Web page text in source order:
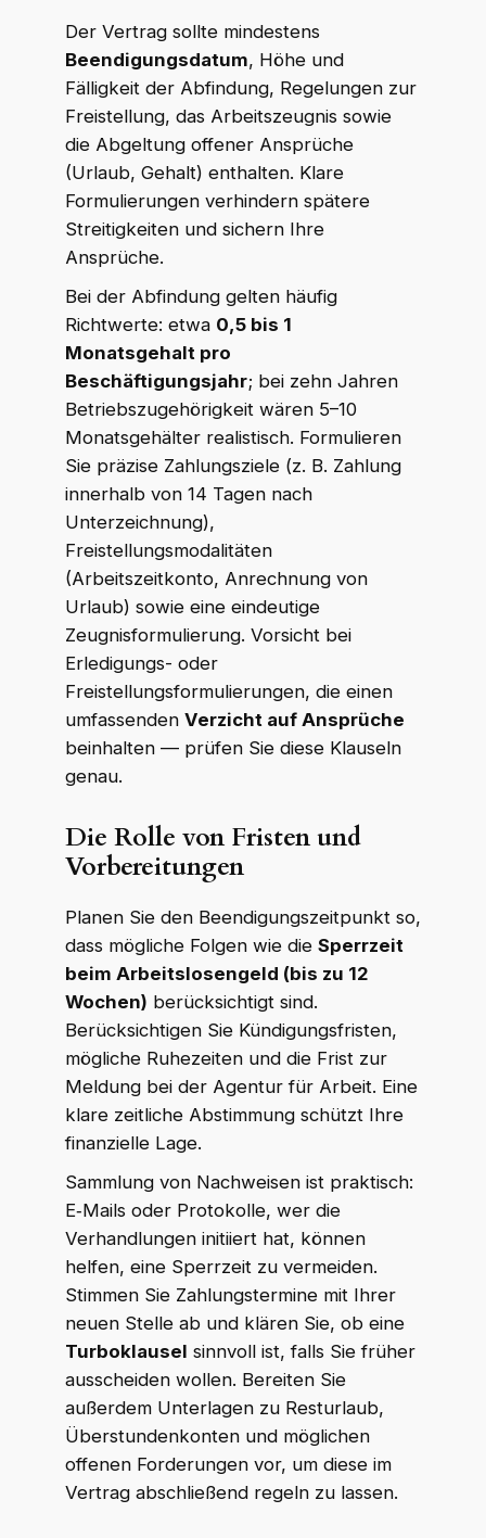
Der Vertrag sollte mindestens
Beendigungsdatum, Höhe und
Fälligkeit der Abfindung, Regelungen zur
Freistellung, das Arbeitszeugnis sowie
die Abgeltung offener Ansprüche
(Urlaub, Gehalt) enthalten. Klare
Formulierungen verhindern spätere
Streitigkeiten und sichern Ihre
Ansprüche.
Bei der Abfindung gelten häufig
Richtwerte: etwa 0,5 bis 1
Monatsgehalt pro
Beschäftigungsjahr; bei zehn Jahren
Betriebszugehörigkeit wären 5–10
Monatsgehälter realistisch. Formulieren
Sie präzise Zahlungsziele (z. B. Zahlung
innerhalb von 14 Tagen nach
Unterzeichnung),
Freistellungsmodalitäten
(Arbeitszeitkonto, Anrechnung von
Urlaub) sowie eine eindeutige
Zeugnisformulierung. Vorsicht bei
Erledigungs- oder
Freistellungsformulierungen, die einen
umfassenden Verzicht auf Ansprüche
beinhalten — prüfen Sie diese Klauseln
genau.
Die Rolle von Fristen und
Vorbereitungen
Planen Sie den Beendigungszeitpunkt so,
dass mögliche Folgen wie die Sperrzeit
beim Arbeitslosengeld (bis zu 12
Wochen) berücksichtigt sind.
Berücksichtigen Sie Kündigungsfristen,
mögliche Ruhezeiten und die Frist zur
Meldung bei der Agentur für Arbeit. Eine
klare zeitliche Abstimmung schützt Ihre
finanzielle Lage.
Sammlung von Nachweisen ist praktisch:
E‑Mails oder Protokolle, wer die
Verhandlungen initiiert hat, können
helfen, eine Sperrzeit zu vermeiden.
Stimmen Sie Zahlungstermine mit Ihrer
neuen Stelle ab und klären Sie, ob eine
Turboklausel sinnvoll ist, falls Sie früher
ausscheiden wollen. Bereiten Sie
außerdem Unterlagen zu Resturlaub,
Überstundenkonten und möglichen
offenen Forderungen vor, um diese im
Vertrag abschließend regeln zu lassen.